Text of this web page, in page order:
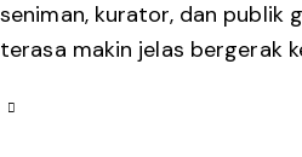
seniman, kurator, dan publik
terasa makin jelas bergerak